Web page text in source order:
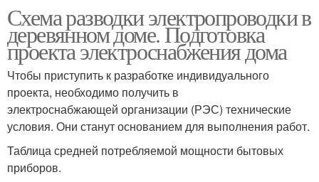
Схема разводки электропроводки в
деревянном доме. Подготовка
проекта электроснабжения дома
Чтобы приступить к разработке индивидуального
проекта, необходимо получить в
электроснабжающей организации (РЭС) технические
условия. Они станут основанием для выполнения работ.
Таблица средней потребляемой мощности бытовых
приборов.